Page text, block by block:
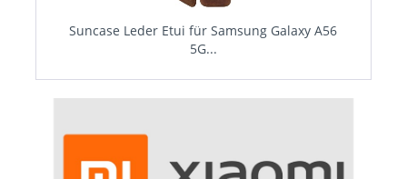
Suncase Leder Etui für Samsung Galaxy A56
5G...